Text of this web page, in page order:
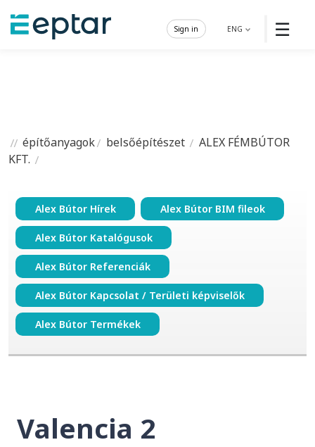
☰
ENG
Sign in
építőanyagok belsőépítészet
ALEX FÉMBÚTOR
KFT.
Alex Bútor Hírek Alex Bútor BIM fileok
Alex Bútor Katalógusok
Alex Bútor Referenciák
Alex Bútor Kapcsolat / Területi képviselők
Alex Bútor Termékek
Valencia 2